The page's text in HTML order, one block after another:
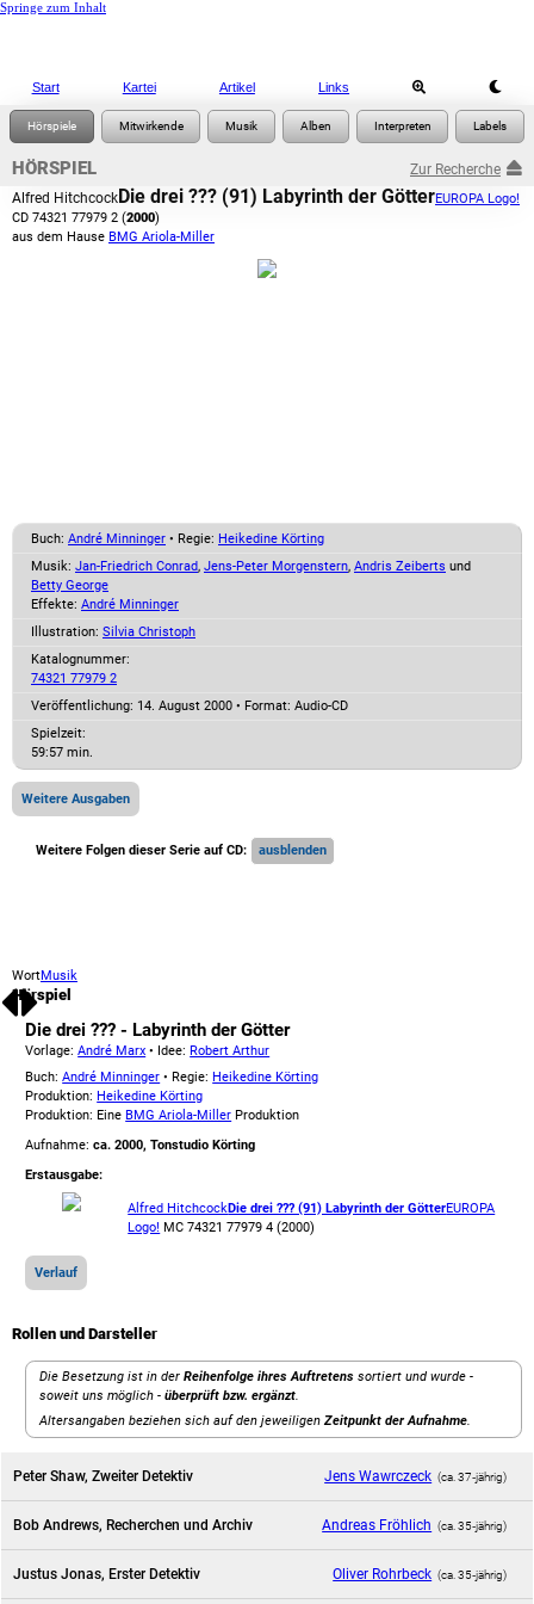
Springe zum Inhalt
Start Kartei Artikel Links
HÖRSPIEL
Zur Recherche
Alfred HitchcockDie drei ??? (91) Labyrinth der GötterEUROPA Logo!
CD 74321 77979 2 (2000)
aus dem Hause BMG Ariola-Miller
Buch: André Minninger • Regie: Heikedine Körting
Musik: Jan-Friedrich Conrad, Jens-Peter Morgenstern, Andris Zeiberts und
Betty George
Effekte: André Minninger
Illustration: Silvia Christoph
Katalognummer:
74321 77979 2
Veröffentlichung: 14. August 2000 • Format: Audio-CD
Spielzeit:
59:57 min.
Weitere Ausgaben
Weitere Folgen dieser Serie auf CD:
WortMusik
Hörspiel
Die drei ??? - Labyrinth der Götter
Vorlage:André Marx • Idee: Robert Arthur
Buch:André Minninger • Regie: Heikedine Körting
Produktion: Heikedine Körting
Produktion: Eine BMG Ariola-Miller Produktion
Aufnahme:ca. 2000, Tonstudio Körting
Erstausgabe:
Alfred HitchcockDie drei ??? (91) Labyrinth der GötterEUROPA
Logo! MC 74321 77979 4 (2000)
Verlauf
Rollen und Darsteller
Die Besetzung ist in derReihenfolge ihres Auftretens sortiert und wurde -
soweit uns möglich -überprüft bzw. ergänzt.
Altersangaben beziehen sich auf den jeweiligenZeitpunkt der Aufnahme.
Peter Shaw, Zweiter Detektiv Jens Wawrczeck (ca. 37‑jährig)
Bob Andrews, Recherchen und Archiv Andreas Fröhlich (ca. 35‑jährig)
Justus Jonas, Erster Detektiv Oliver Rohrbeck (ca. 35‑jährig)